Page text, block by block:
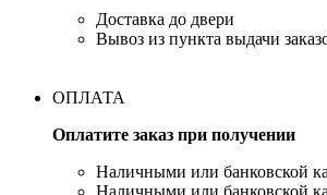
Доставка до двери
Вывоз из пункта выдачи
ОПЛАТА
Оплатите заказ при получении
Наличными или банковской
Наличными или банковской